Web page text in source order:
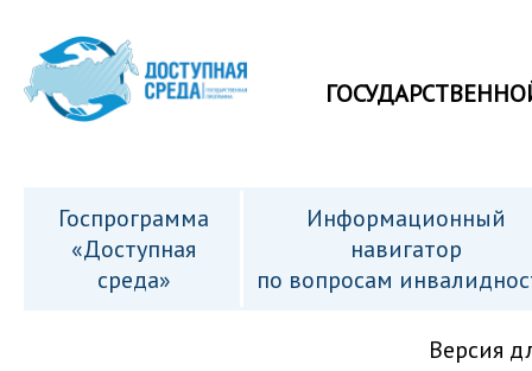
Госпрограмма
«Доступная
среда»
Информационный
навигатор
по вопросам
Версия